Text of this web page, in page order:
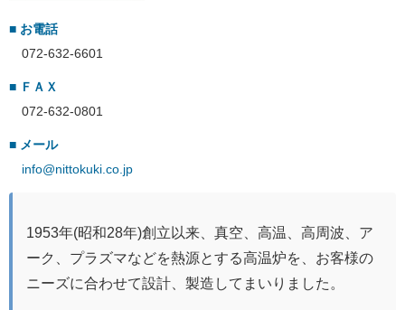
■ お電話
072-632-6601
■ ＦＡＸ
072-632-0801
■ メール
info@nittokuki.co.jp
1953年(昭和28年)創立以来、真空、高温、高周波、ア
ーク、プラズマなどを熱源とする高温炉を、お客様の
ニーズに合わせて設計、製造してまいりました。